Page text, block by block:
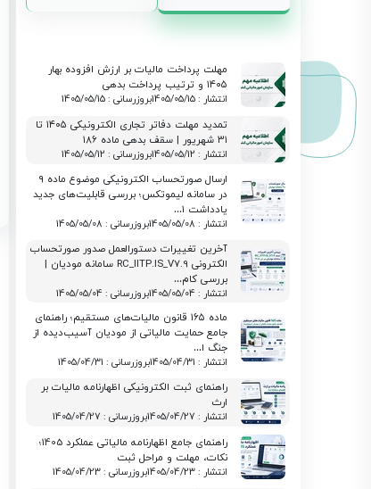
مهلت پرداخت مالیات بر ارزش افزوده بهار
۱۴۰۵ و ترتیب پرداخت بدهی
انتشار : 1405/05/15 بروزرسانی : 1405/05/15
تمدید مهلت دفاتر تجاری الکترونیکی ۱۴۰۵ تا
۳۱ شهریور | سقف بدهی ماده ۱۸۶
انتشار : 1405/05/12 بروزرسانی : 1405/05/12
ارسال صورتحساب الکترونیکی موضوع ماده ۹
در سامانه لیموتکس؛ بررسی قابلیت‌های جدید
یادداشت ۱…
انتشار : 1405/05/08 بروزرسانی : 1405/05/08
آخرین تغییرات دستورالعمل صدور صورتحساب
الکترونی RC_IITP.IS_V7.9 سامانه مودیان |
بررسی کام…
انتشار : 1405/05/04 بروزرسانی : 1405/05/04
ماده ۱۶۵ قانون مالیات‌های مستقیم؛ راهنمای
جامع حمایت مالیاتی از مودیان آسیب‌دیده از
جنگ ا…
انتشار : 1405/04/31 بروزرسانی : 1405/04/31
راهنمای ثبت الکترونیکی اظهارنامه مالیات بر
ارث
انتشار : 1405/04/27 بروزرسانی : 1405/04/27
راهنمای جامع اظهارنامه مالیاتی عملکرد 1405؛
نکات، مهلت و مراحل ثبت
انتشار : 1405/04/23 بروزرسانی : 1405/04/23